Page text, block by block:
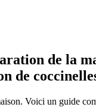
de la
de
Voici un guide